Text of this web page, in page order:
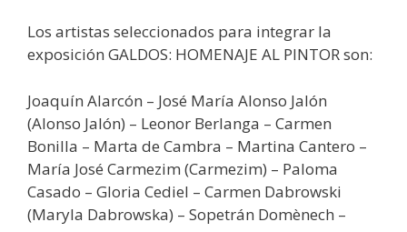
Los artistas seleccionados para integrar la
exposición GALDOS: HOMENAJE AL PINTOR son:
Joaquín Alarcón – José María Alonso Jalón
(Alonso Jalón) – Leonor Berlanga – Carmen
Bonilla – Marta de Cambra – Martina Cantero –
María José Carmezim (Carmezim) – Paloma
Casado – Gloria Cediel – Carmen Dabrowski
(Maryla Dabrowska) – Sopetrán Domènech –